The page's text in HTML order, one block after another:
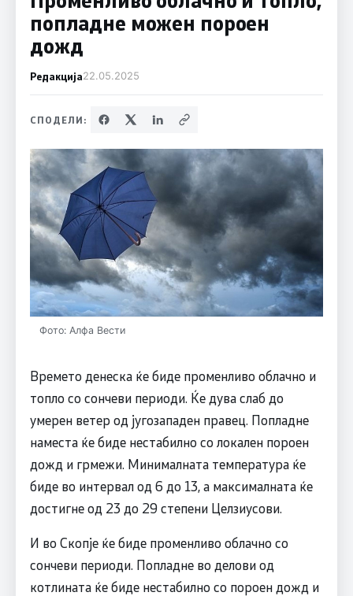
попладне можен пороен
дожд
Редакција22.05.2025
СПОДЕЛИ:
Фото: Алфа Вести
Времето денеска ќе биде променливо облачно и
топло со сончеви периоди. Ќе дува слаб до
умерен ветер од југозападен правец. Попладне
наместа ќе биде нестабилно со локален пороен
дожд и грмежи. Минималната температура ќе
биде во интервал од 6 до 13, а максималната ќе
достигне од 23 до 29 степени Целзиусови.
И во Скопје ќе биде променливо облачно со
сончеви периоди. Попладне во делови од
котлината ќе биде нестабилно со пороен дожд и